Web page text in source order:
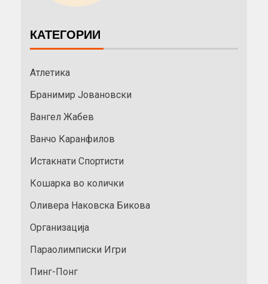
КАТЕГОРИИ
Атлетика
Бранимир Јовановски
Вангел Жабев
Ванчо Каранфилов
Истакнати Спортисти
Кошарка во колички
Оливера Наковска Бикова
Организација
Параолимписки Игри
Пинг-Понг